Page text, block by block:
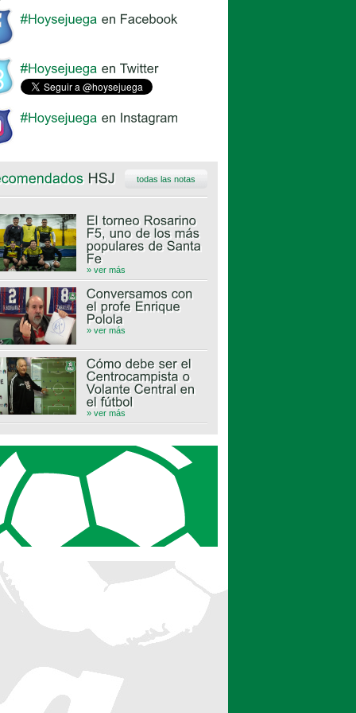
todas las notas
» ver más
» ver más
» ver más